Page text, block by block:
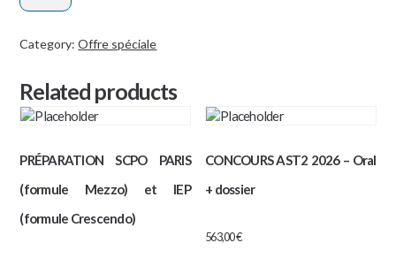
Paris
et
IEP
quantity
Category:Offre spéciale
Related products
PRÉPARATION SCPO PARIS
(formule Mezzo) et IEP
(formule Crescendo)
CONCOURS AST2 2026 – Oral
+ dossier
563,00€